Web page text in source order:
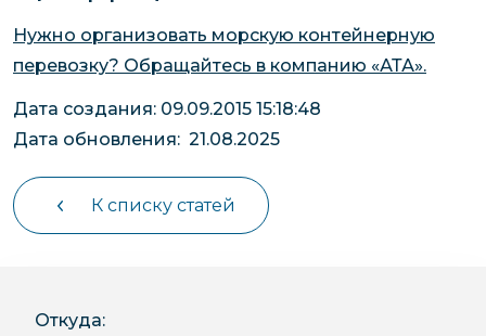
Нужно организовать морскую контейнерную
перевозку? Обращайтесь в компанию «АТА».
Дата создания: 09.09.2015 15:18:48
Дата обновления: 21.08.2025
К списку статей
Откуда: